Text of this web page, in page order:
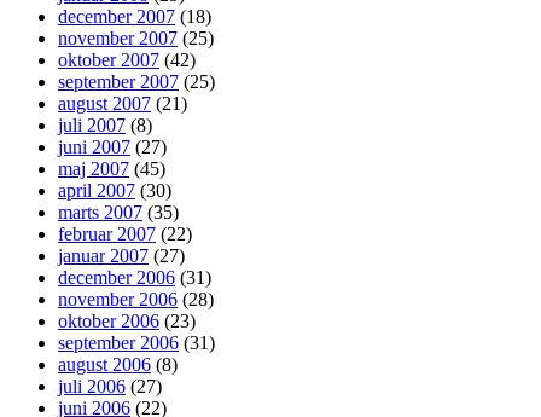
december 2007 (18)
november 2007 (25)
oktober 2007 (42)
september 2007 (25)
august 2007 (21)
juli 2007 (8)
juni 2007 (27)
maj 2007 (45)
april 2007 (30)
marts 2007 (35)
februar 2007 (22)
januar 2007 (27)
december 2006 (31)
november 2006 (28)
oktober 2006 (23)
september 2006 (31)
august 2006 (8)
juli 2006 (27)
juni 2006 (22)